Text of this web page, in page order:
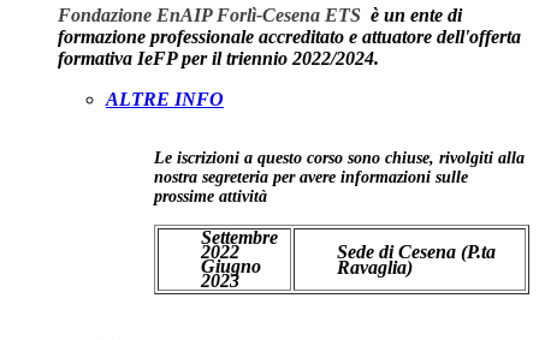
Fondazione EnAIP Forlì-Cesena ETS è un ente di
formazione professionale accreditato e attuatore dell'offerta
formativa IeFP per il triennio 2022/2024.
ALTRE INFO
Le iscrizioni a questo corso sono chiuse, rivolgiti alla
nostra segreteria per avere informazioni sulle
prossime attività
Settembre
2022
Giugno
2023
Sede di Cesena (P.ta
Ravaglia)